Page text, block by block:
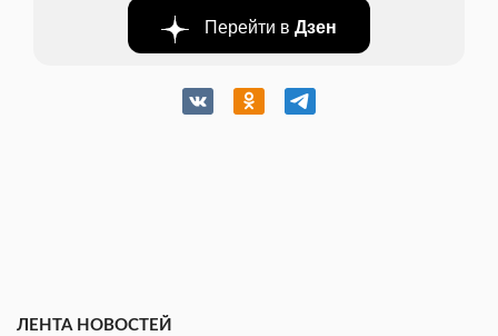
Перейти в Дзен
ЛЕНТА НОВОСТЕЙ